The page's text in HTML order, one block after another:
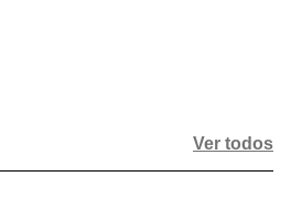
Ver todos